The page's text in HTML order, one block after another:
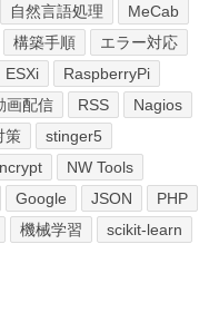
自然言語処理
MeCab
構築手順
エラー対応
ESXi
RaspberryPi
画配信 RSS
Nagios
策
stinger5
NW Tools
Google JSON
PHP
機械学習
scikit-learn